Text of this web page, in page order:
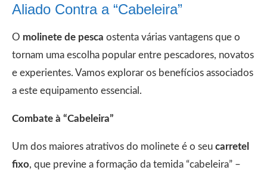
Aliado Contra a “Cabeleira”
O molinete de pesca ostenta várias vantagens que o
tornam uma escolha popular entre pescadores, novatos
e experientes. Vamos explorar os benefícios associados
a este equipamento essencial.
Combate à “Cabeleira”
Um dos maiores atrativos do molinete é o seu carretel
fixo, que previne a formação da temida “cabeleira” –